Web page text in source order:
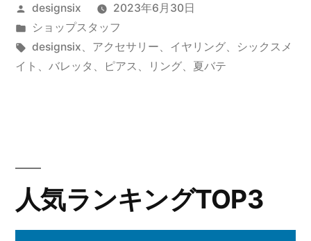
り
す
ぎ
投
稿
者:
designsix
2023年6月30日
カ
テ
ゴ
ショップスタッフ
タ
グ:
designsix、 アクセサリー、 イヤリング、
シックスメ
イト 、 バレッタ 、 ピアス 、 リング、 夏バテ
人気ランキングTOP3